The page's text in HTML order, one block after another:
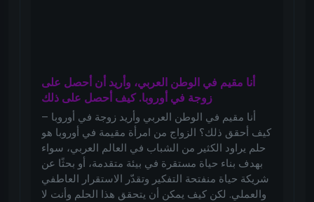
أنا مقيم في الوطن العربي، وأريد أن أحصل على
زوجة في أوروبا. كيف أحصل على ذلك
أنا مقيم في الوطن العربي وأريد زوجة في أوروبا –
كيف أحقق ذلك؟ الزواج من امرأة مقيمة في أوروبا هو
حلم يراود الكثير من الشباب في العالم العربي، سواء
بهدف بناء حياة مستقرة في بيئة متقدمة، أو بحثًا عن
شريكة حياة منفتحة التفكير وتقدّر الاستقرار العاطفي
والعملي. لكن كيف يمكن أن يتحقق هذا الحلم وأنت لا